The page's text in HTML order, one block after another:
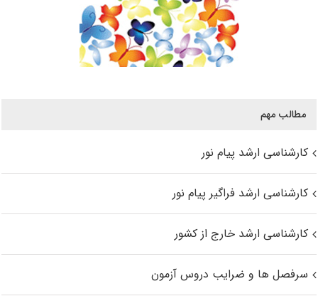
مطالب مهم
کارشناسی ارشد پیام نور
کارشناسی ارشد فراگیر پیام نور
کارشناسی ارشد خارج از کشور
سرفصل ها و ضرایب دروس آزمون